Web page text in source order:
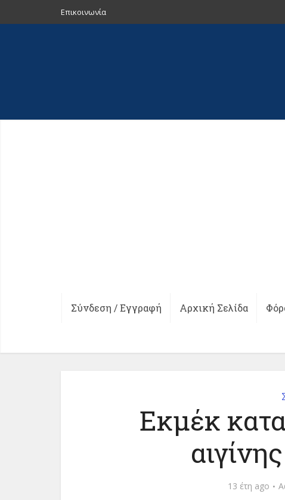
Επικοινωνία
Σύνδεση / Εγγραφή Αρχική Σελίδα
Εκμέκ
13 έτη ago